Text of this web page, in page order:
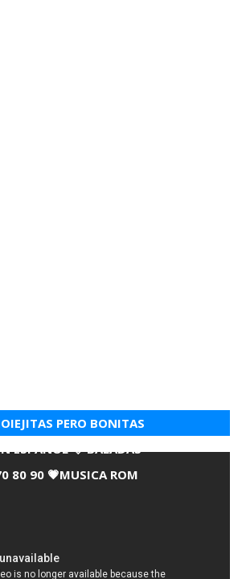
PERO BONITAS
ESPANOL 💘 BALADAS
80 90 💗MUSICA ROM